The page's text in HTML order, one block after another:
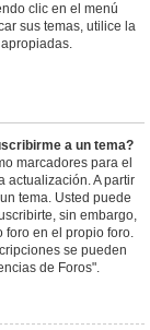
clic en el menú
sus temas, utilice la
a un tema?
marcadores para el
actualización. A partir
tema. Usted puede
sin embargo,
foro en el propio foro.
se pueden
de Foros".